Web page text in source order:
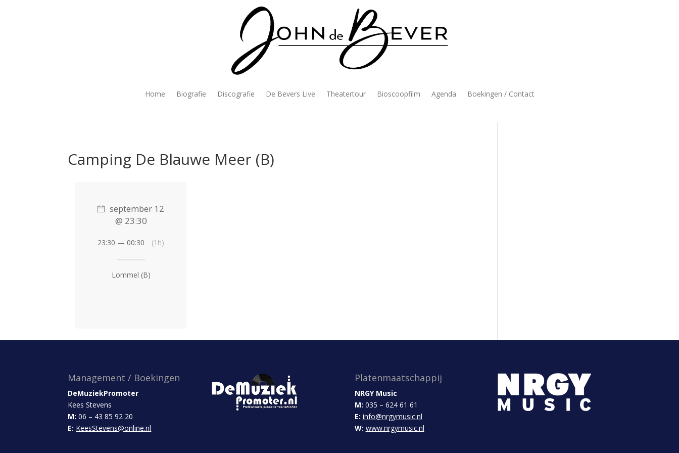
Home Biografie Discografie De Bevers Live Theatertour Bioscoopfilm Agenda Boekingen / Contact
Camping De Blauwe Meer (B)
september 12
@ 23:30
23:30 — 00:30 (1h)
Lommel (B)
Management / Boekingen
DeMuziekPromoter
Kees Stevens
M: 06 – 43 85 92 20
E: KeesStevens@online.nl
Platenmaatschappij
NRGY Music
M: 035 – 624 61 61
E: info@nrgymusic.nl
W: www.nrgymusic.nl